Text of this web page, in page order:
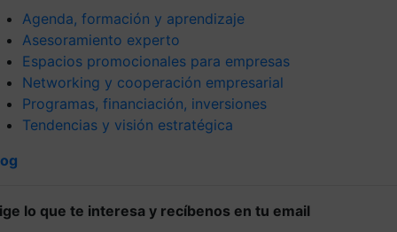
Agenda, formación y aprendizaje
Asesoramiento experto
Espacios promocionales para empresas
Networking y cooperación empresarial
Programas, financiación, inversiones
Tendencias y visión estratégica
lo que te interesa y recíbenos en tu email